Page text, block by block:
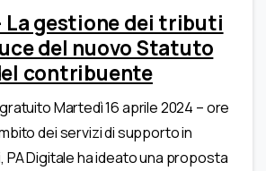
La gestione dei tributi
del nuovo Statuto
contribuente
Martedì 16 aprile 2024 – ore
dei servizi di supporto in
PA Digitale ha ideato una proposta